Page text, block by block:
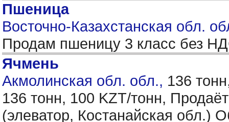
Пшеница
Восточно-Казахстанская обл.
Продам пшеницу 3 класс без
Ячмень
Акмолинская обл. обл., 136
136 тонн, 100 KZT/тонн,
(элеватор, Костанайская обл.)